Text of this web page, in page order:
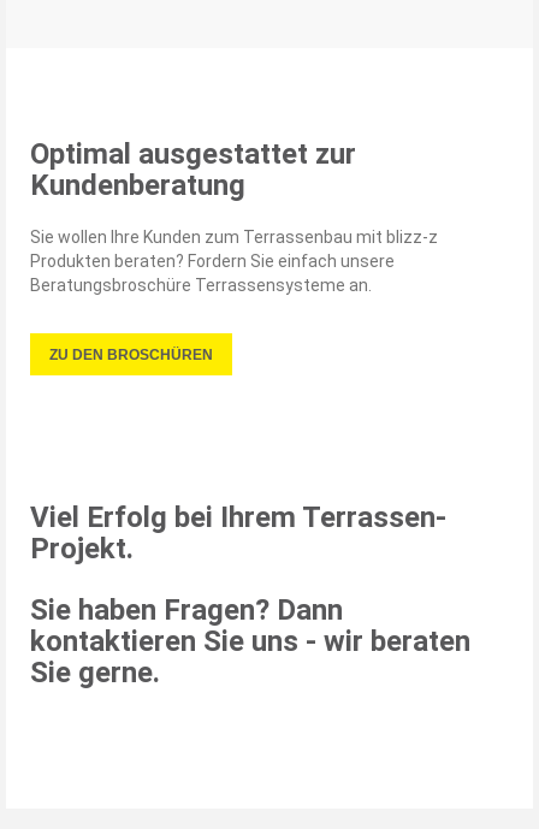
Optimal ausgestattet zur
Kundenberatung
Sie wollen Ihre Kunden zum Terrassenbau mit blizz-z
Produkten beraten? Fordern Sie einfach unsere
Beratungsbroschüre Terrassensysteme an.
ZU DEN BROSCHÜREN
Viel Erfolg bei Ihrem Terrassen-
Projekt.
Sie haben Fragen? Dann
kontaktieren Sie uns - wir beraten
Sie gerne.